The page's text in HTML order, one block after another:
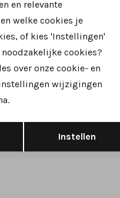
Opslaan
en relevante
welke cookies je
of kies 'Instellingen'
cookies?
over onze cookie- en
wijzigingen
Instellen